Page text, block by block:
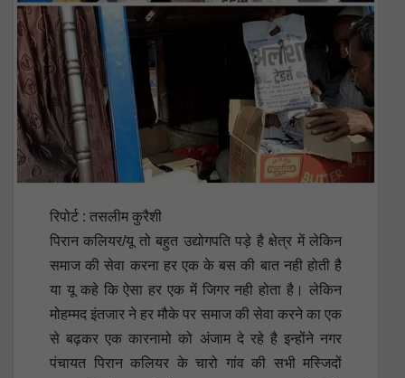
रिपोर्ट : तसलीम कुरैशी
पिरान कलियर/यू तो बहुत उद्योगपति पड़े है क्षेत्र में लेकिन
समाज की सेवा करना हर एक के बस की बात नही होती है
या यू कहे कि ऐसा हर एक में जिगर नही होता है। लेकिन
मोहम्मद इंतजार ने हर मौके पर समाज की सेवा करने का एक
से बढ़कर एक कारनामो को अंजाम दे रहे है इन्होंने नगर
पंचायत पिरान कलियर के चारो गांव की सभी मस्जिदों